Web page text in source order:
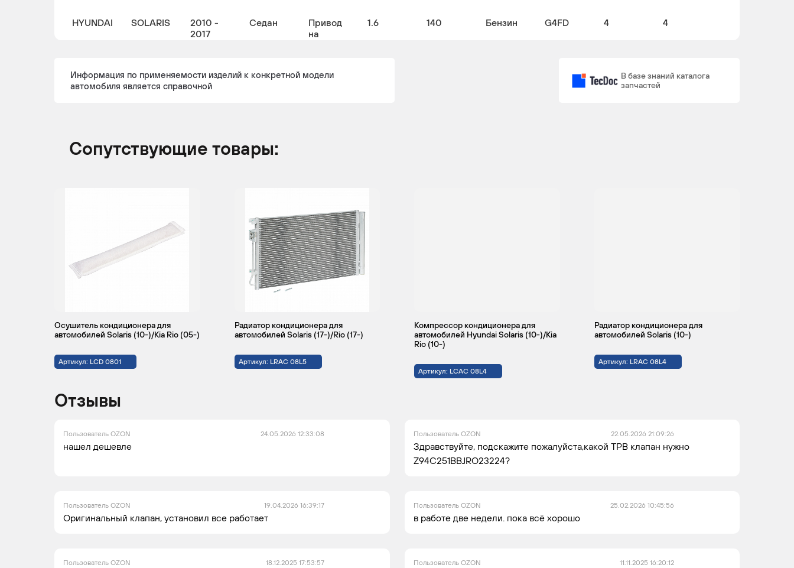
HYUNDAI SOLARIS
2010 -
2017
Седан
Привод
на
1.6 140 Бензин G4FD 4 4
Информация по применяемости изделий к конкретной модели
автомобиля является справочной
В базе знаний каталога
запчастей
Сопутствующие товары:
Осушитель кондиционера для
автомобилей Solaris (10-)/Kia Rio (05-)
Артикул: LCD 0801
Радиатор кондиционера для
автомобилей Solaris (17-)/Rio (17-)
Артикул: LRAC 08L5
Компрессор кондиционера для
автомобилей Hyundai Solaris (10-)/Kia
Rio (10-)
Артикул: LCAC 08L4
Радиатор кондиционера для
автомобилей Solaris (10-)
Артикул: LRAC 08L4
Отзывы
Пользователь OZON 24.05.2026 12:33:08
нашел дешевле
Пользователь OZON 22.05.2026 21:09:26
Здравствуйте, подскажите пожалуйста,какой ТРВ клапан нужно
Z94C251BBJRO23224?
Пользователь OZON 19.04.2026 16:39:17
Оригинальный клапан, установил все работает
Пользователь OZON 25.02.2026 10:45:56
в работе две недели. пока всё хорошо
Пользователь OZON 18.12.2025 17:53:57 Пользователь OZON 11.11.2025 16:20:12